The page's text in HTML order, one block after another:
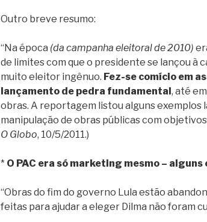
Outro breve resumo:
“Na época (da campanha eleitoral de 2010)
de limites com que o presidente se lançou à
muito eleitor ingênuo. Fez-se comício em
lançamento de pedra fundamental, até
obras. A reportagem listou alguns exemplos
manipulação de obras públicas com
O Globo, 10/5/2011.)
* O PAC era só marketing mesmo –
“Obras do fim do governo Lula estão
feitas para ajudar a eleger Dilma não foram